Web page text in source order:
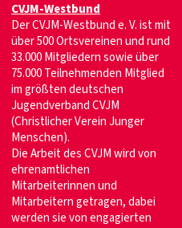
CVJM-Westbund
Der CVJM-Westbund e. V. ist mit
über 500 Ortsvereinen und rund
33.000 Mitgliedern sowie über
75.000 Teilnehmenden Mitglied
im größten deutschen
Jugendverband CVJM
(Christlicher Verein Junger
Menschen).
Die Arbeit des CVJM wird von
ehrenamtlichen
Mitarbeiterinnen und
Mitarbeitern getragen, dabei
werden sie von engagierten